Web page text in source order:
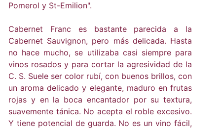
Pomerol y St-Emilion".
Cabernet Franc es bastante parecida a la
Cabernet Sauvignon, pero más delicada. Hasta
no hace mucho, se utilizaba casi siempre para
vinos rosados y para cortar la agresividad de la
C. S. Suele ser color rubí, con buenos brillos, con
un aroma delicado y elegante, maduro en frutas
rojas y en la boca encantador por su textura,
suavemente tánica. No acepta el roble excesivo.
Y tiene potencial de guarda. No es un vino fácil,